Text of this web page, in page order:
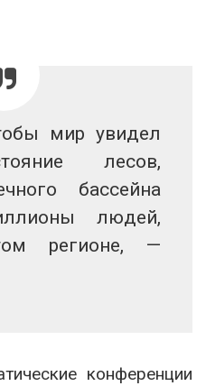
мир увидел
лесов,
бассейна
людей,
регионе, —
конференции